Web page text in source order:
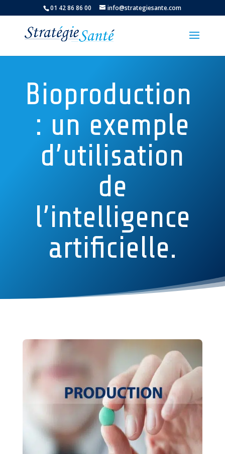
01 42 86 86 00 info@strategiesante.com
Bioproduction
: un exemple
d’utilisation
de
l’intelligence
artificielle.